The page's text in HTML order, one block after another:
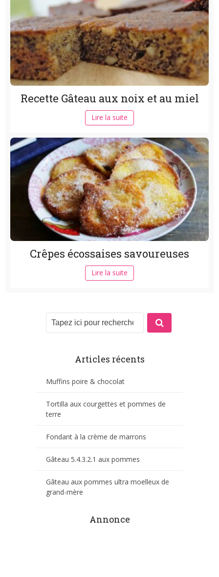
Recette Gâteau aux noix et au miel
Lire la suite
Crêpes écossaises savoureuses
Lire la suite
Articles récents
Muffins poire & chocolat
Tortilla aux courgettes et pommes de
terre
Fondant à la crème de marrons
Gâteau 5.4.3.2.1 aux pommes
Gâteau aux pommes ultra moelleux de
grand-mère
Annonce